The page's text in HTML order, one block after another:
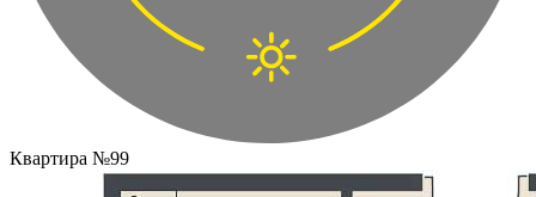
Квартира №99